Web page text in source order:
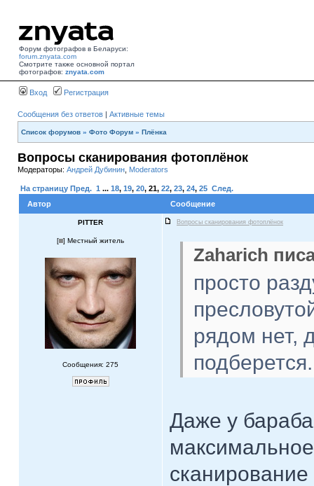
Форум фотографов в Беларуси:
forum.znyata.com
Смотрите также основной портал
фотографов: znyata.com
Вход Регистрация
Сообщения без ответов | Активные темы
Список форумов » Фото Форум » Плёнка
Вопросы сканирования фотоплёнок
Модераторы: Андрей Дубинин Moderators
На страницу Пред. 1 ... 18, 19, 20, 21, 22, 23, 24, 25 След.
Автор
Сообщение
PITTER Вопросы сканирования фотоплёнок
[ ] Местный житель
Сообщения: 275
Zaharich
просто
рядом нет,
Даже у